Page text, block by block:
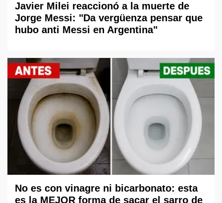
Javier Milei reaccionó a la muerte de
Jorge Messi: "Da vergüenza pensar que
hubo anti Messi en Argentina"
No es con vinagre ni bicarbonato: esta
es la MEJOR forma de sacar el sarro de